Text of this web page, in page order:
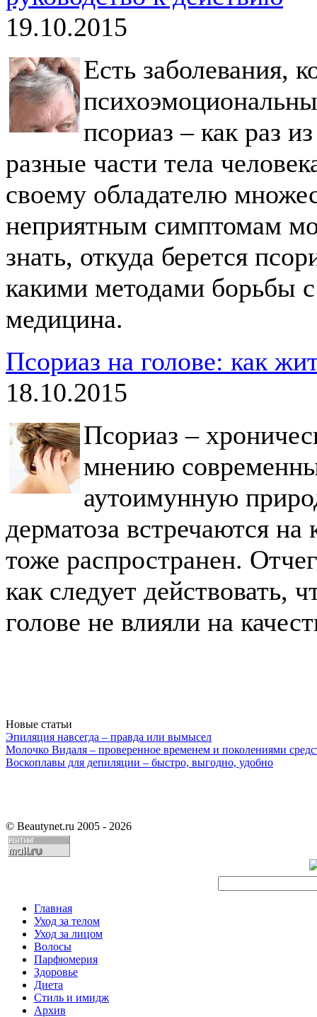
19.10.2015
Есть заболевания,
псориаз – как раз
разные части тела
своему обладателю
неприятным симптомам
знать, откуда берется
какими методами борьбы
медицина.
Псориаз на голове: как
18.10.2015
Псориаз –
мнению
аутоимунную
дерматоза встречаются
тоже распространен.
как следует действовать,
голове не влияли на
Новые статьи
Эпиляция навсегда – правда или вымысел
Молочко Видаля – проверенное временем и поколениями
Воскоплавы для депиляции – быстро, выгодно, удобно
© Beautynet.ru 2005 - 2026
Главная
Уход за телом
Уход за лицом
Волосы
Парфюмерия
Здоровье
Диета
Стиль и имидж
Архив